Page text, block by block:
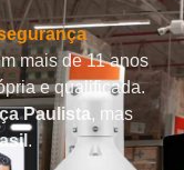
mais de 11 anos
e qualificada.
Paulista, mas
.